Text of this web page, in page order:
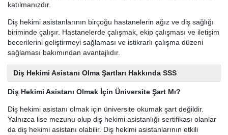
katılmanızdır.
Diş hekimi asistanlarının birçoğu hastanelerin ağız ve diş sağlığı
biriminde çalışır. Hastanelerde çalışmak, ekip çalışması ve iletişim
becerilerini geliştirmeyi sağlaması ve istikrarlı çalışma düzeni
sağlaması bakımından avantajlıdır.
Diş Hekimi Asistanı Olma Şartları Hakkında SSS
Diş Hekimi Asistanı Olmak İçin Üniversite Şart Mı?
Diş hekimi asistanı olmak için üniversite okumak şart değildir.
Yalnızca lise mezunu olup diş hekimi asistanlığı sertifikası olanlar
da diş hekimi asistanı olabilir. Diş hekimi asistanlarının etkili